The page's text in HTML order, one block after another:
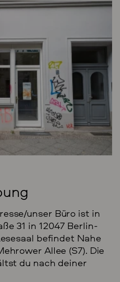
unser Büro ist in
31 in 12047 Berlin-
befindet Nahe
Allee (S7). Die
du nach deiner